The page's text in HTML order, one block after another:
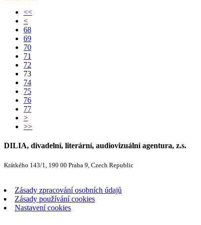
<<
<
68
69
70
71
72
73
74
75
76
77
>
>>
DILIA, divadelní, literární, audiovizuální agentura, z.s.
Krátkého 143/1, 190 00 Praha 9, Czech Republic
Zásady zpracování osobních údajů
Zásady používání cookies
Nastavení cookies